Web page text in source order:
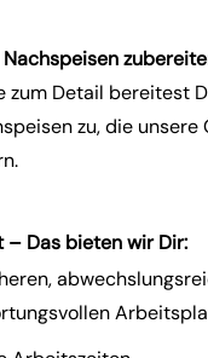
zum Detail bereitest
zu, die unsere
– Das bieten wir Dir: